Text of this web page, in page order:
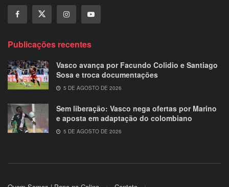
Publicações recentes
Vasco avança por Facundo Colidio e Santiago
Sosa e troca documentações
5 DE AGOSTO DE 2026
Sem liberação: Vasco nega ofertas por Marino
e aposta em adaptação do colombiano
5 DE AGOSTO DE 2026